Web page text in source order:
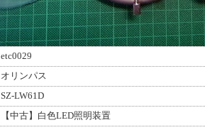
etc0029
オリンパス
SZ-LW61D
【中古】白色LED照明装置